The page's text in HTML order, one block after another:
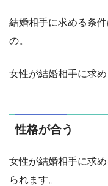
結婚相手に求める条
の。
女性が結婚相手に求
性格が合う
女性が結婚相手に求
られます。